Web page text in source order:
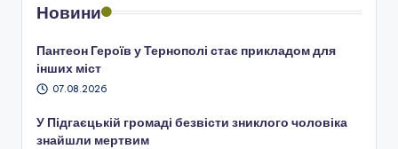
Новини
Пантеон Героїв у Тернополі стає прикладом для
інших міст
07.08.2026
У Підгаєцькій громаді безвісти зниклого чоловіка
знайшли мертвим